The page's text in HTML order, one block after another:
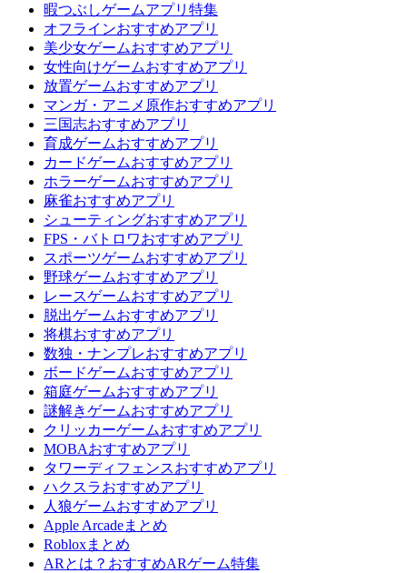
暇つぶしゲームアプリ特集
オフラインおすすめアプリ
美少女ゲームおすすめアプリ
女性向けゲームおすすめアプリ
放置ゲームおすすめアプリ
マンガ・アニメ原作おすすめアプリ
三国志おすすめアプリ
育成ゲームおすすめアプリ
カードゲームおすすめアプリ
ホラーゲームおすすめアプリ
麻雀おすすめアプリ
シューティングおすすめアプリ
FPS・バトロワおすすめアプリ
スポーツゲームおすすめアプリ
野球ゲームおすすめアプリ
レースゲームおすすめアプリ
脱出ゲームおすすめアプリ
将棋おすすめアプリ
数独・ナンプレおすすめアプリ
ボードゲームおすすめアプリ
箱庭ゲームおすすめアプリ
謎解きゲームおすすめアプリ
クリッカーゲームおすすめアプリ
MOBAおすすめアプリ
タワーディフェンスおすすめアプリ
ハクスラおすすめアプリ
人狼ゲームおすすめアプリ
Apple Arcadeまとめ
Robloxまとめ
ARとは？おすすめARゲーム特集